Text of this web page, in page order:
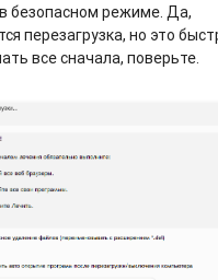
безопасном режиме. Да,
перезагрузка, но это
все сначала, поверьте.